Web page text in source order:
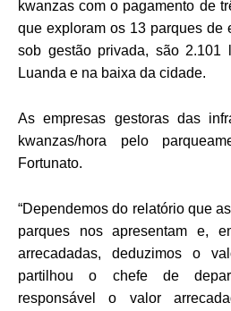
kwanzas com o pagamento de
que exploram os 13 parques de
sob gestão privada, são 2.101
Luanda e na baixa da cidade.
As empresas gestoras das
kwanzas/hora pelo
Fortunato.
“Dependemos do relatório que
parques nos apresentam e,
arrecadadas, deduzimos o
partilhou o chefe de
responsável o valor